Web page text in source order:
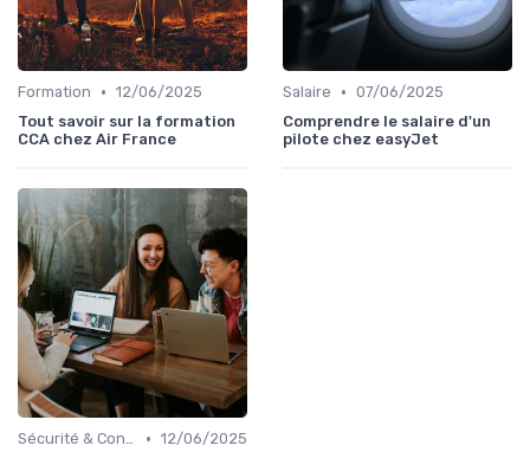
Formation • 12/06/2025
Tout savoir sur la formation
CCA chez Air France
Salaire • 07/06/2025
Comprendre le salaire d'un
pilote chez easyJet
Sécurité & Conformité • 12/06/2025